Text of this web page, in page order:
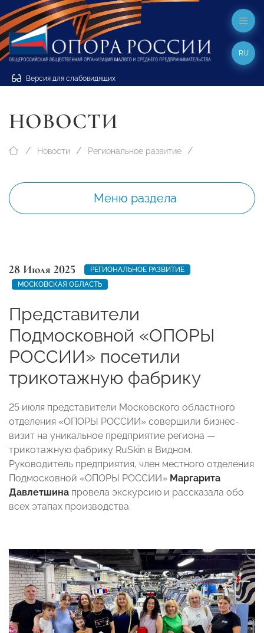
Версия для слабовидящих
RU
НОВОСТИ
Новости Региональное развитие
Меню раздела
28 Июля 2025
РЕГИОНАЛЬНОЕ РАЗВИТИЕ
МОСКОВСКАЯ ОБЛАСТЬ
Представители
Подмосковной «ОПОРЫ
РОССИИ» посетили
трикотажную фабрику
25 июля представители Московского областного
отделения «ОПОРЫ РОССИИ» совершили бизнес-
визит на уникальное предприятие региона —
трикотажную фабрику RuSkin в Видном.
Руководитель предприятия, член местного отделения
Подмосковной «ОПОРЫ РОССИИ» Маргарита
Давлетшина провела экскурсию и рассказала обо
всех этапах производства.